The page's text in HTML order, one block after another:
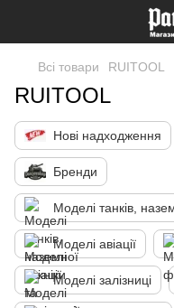
Всі товари RUITOOL
RUITOOL
Нові надходження
Бренди
Моделі танків,
Моделі авіації
Моделі залізниці